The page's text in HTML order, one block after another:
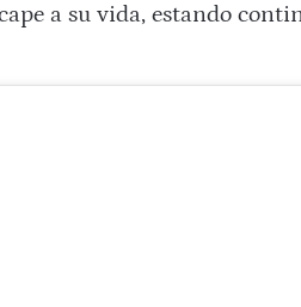
a su vida, estando